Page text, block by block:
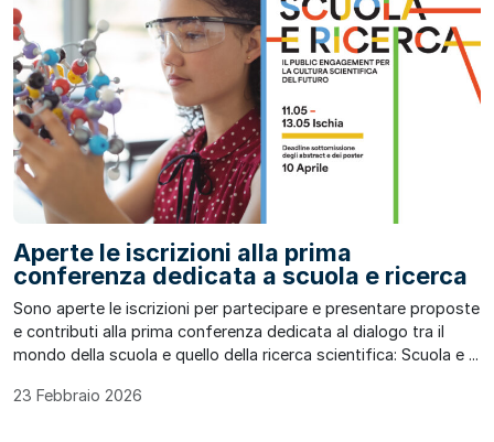
Aperte le iscrizioni alla prima
conferenza dedicata a scuola e ricerca
Sono aperte le iscrizioni per partecipare e presentare proposte
e contributi alla prima conferenza dedicata al dialogo tra il
mondo della scuola e quello della ricerca scientifica: Scuola e ...
23 Febbraio 2026